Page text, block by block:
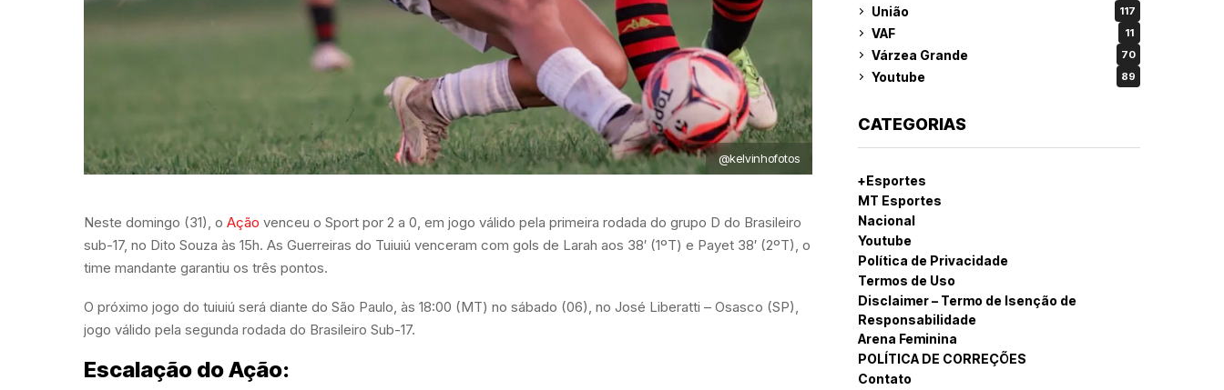
@kelvinhofotos
Neste domingo (31), o Ação venceu o Sport por 2 a 0, em jogo válido pela primeira rodada do grupo D do Brasileiro
sub-17, no Dito Souza às 15h. As Guerreiras do Tuiuiú venceram com gols de Larah aos 38′ (1ºT) e Payet 38′ (2ºT), o
time mandante garantiu os três pontos.
O próximo jogo do tuiuiú será diante do São Paulo, às 18:00 (MT) no sábado (06), no José Liberatti – Osasco (SP),
jogo válido pela segunda rodada do Brasileiro Sub-17.
Escalação do Ação:
União 117
VAF 11
Várzea Grande 70
Youtube 89
CATEGORIAS
+Esportes
MT Esportes
Nacional
Youtube
Política de Privacidade
Termos de Uso
Disclaimer – Termo de Isenção de
Responsabilidade
Arena Feminina
POLÍTICA DE CORREÇÕES
Contato